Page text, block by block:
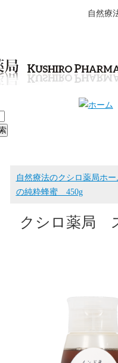
自然療
自然療法のクシロ薬局ホー
の純粋蜂蜜 450g
クシロ薬局